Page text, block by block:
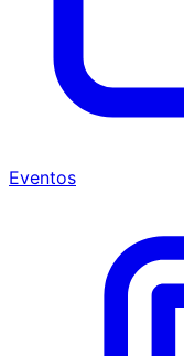
Eventos